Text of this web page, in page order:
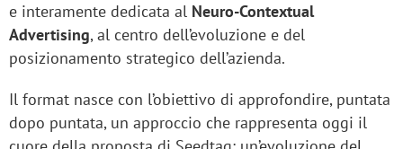
e interamente dedicata al Neuro-Contextual
Advertising, al centro dell’evoluzione e del
posizionamento strategico dell’azienda.
Il format nasce con l’obiettivo di approfondire, puntata
dopo puntata, un approccio che rappresenta oggi il